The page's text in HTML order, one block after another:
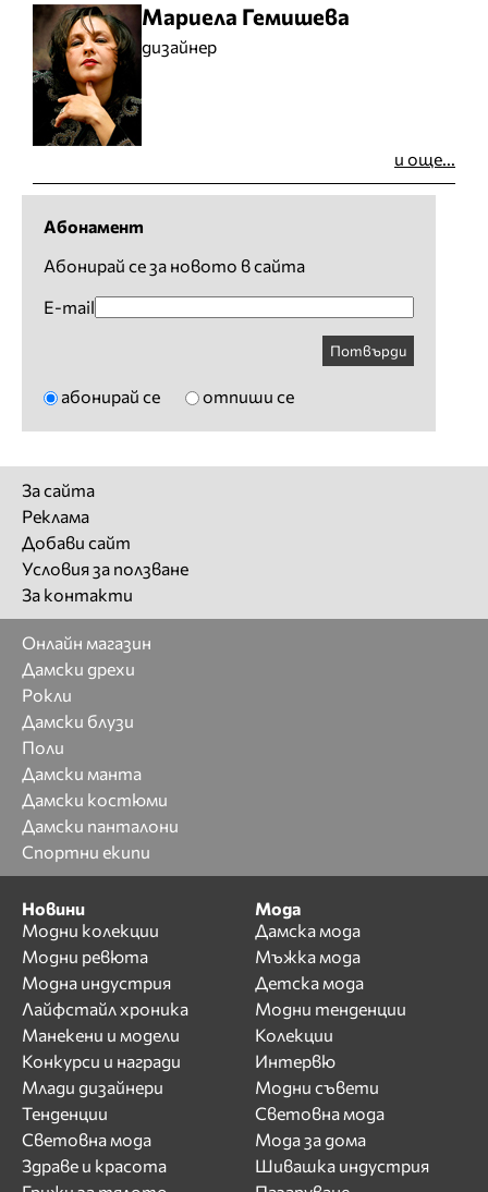
Мариела Гемишева
дизайнер
и още...
Абонамент
Абонирай се за новото в сайта
E-mail
Потвърди
абонирай се отпиши се
За сайта
Реклама
Добави сайт
Условия за ползване
За контакти
Онлайн магазин
Дамски дрехи
Рокли
Дамски блузи
Поли
Дамски манта
Дамски костюми
Дамски панталони
Спортни екипи
Новини
Модни колекции
Модни ревюта
Модна индустрия
Лайфстайл хроника
Манекени и модели
Конкурси и награди
Млади дизайнери
Тенденции
Световна мода
Здраве и красота
Мода
Дамска мода
Мъжка мода
Детска мода
Модни тенденции
Колекции
Интервю
Модни съвети
Световна мода
Мода за дома
Шивашка индустрия